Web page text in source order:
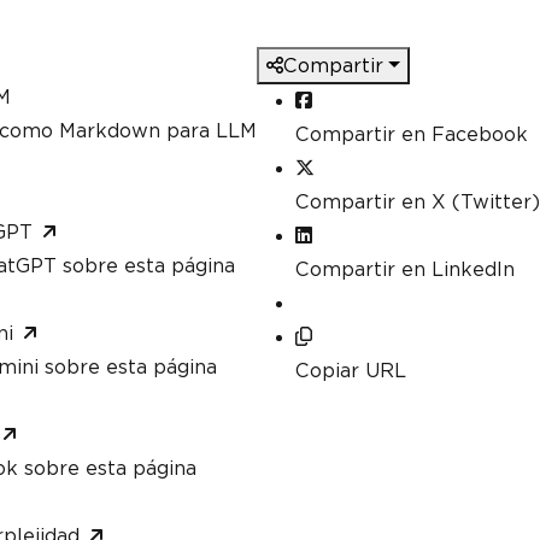
Markdown para LLM
sobre esta página
sobre esta página
sobre esta página
Compartir
Compartir en Facebook
Compartir en X (Twitter)
Compartir en LinkedIn
Copiar URL